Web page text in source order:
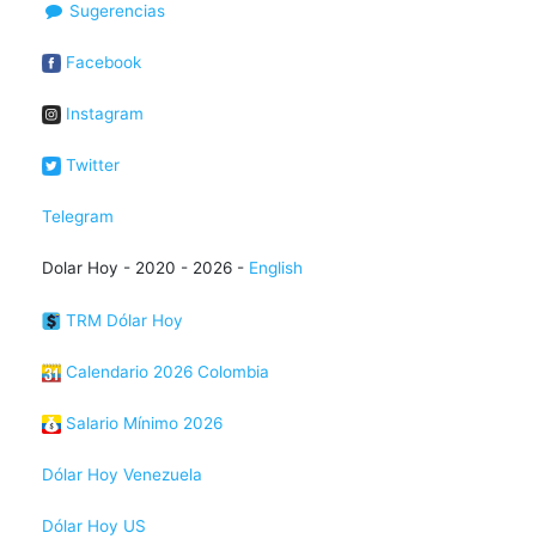
Sugerencias
Facebook
Instagram
Twitter
Telegram
Dolar Hoy - 2020 - 2026 - English
TRM Dólar Hoy
Calendario 2026 Colombia
Salario Mínimo 2026
Dólar Hoy Venezuela
Dólar Hoy US